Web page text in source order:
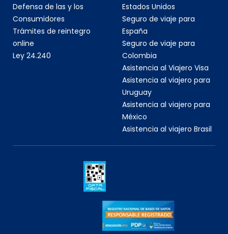
Defensa de las y los
Consumidores
Trámites de reintegro
online
Ley 24.240
Estados Unidos
Seguro de viaje para
España
Seguro de viaje para
Colombia
Asistencia al Viajero Visa
Asistencia al viajero para
Uruguay
Asistencia al viajero para
México
Asistencia al viajero Brasil